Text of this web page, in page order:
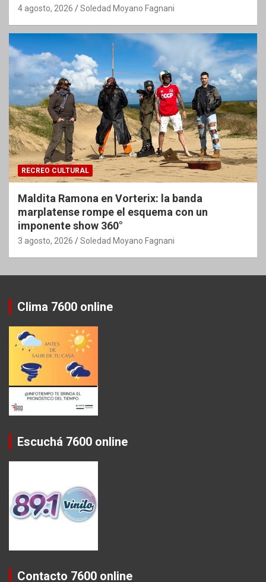
4 agosto, 2026 Soledad Moyano Fagnani
RECREO CULTURAL
Maldita Ramona en Vorterix: la banda
marplatense rompe el esquema con un
imponente show 360°
3 agosto, 2026 Soledad Moyano Fagnani
Clima 7600 online
Escuchá 7600 online
Contacto 7600 online